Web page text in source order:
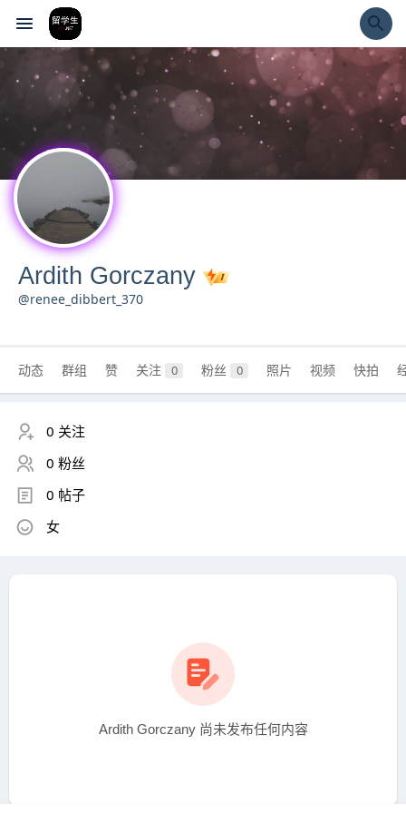
经验市
Ardith Gorczany
@renee_dibbert_370
动态 群组 赞 关注 0 粉丝 0 照片 视频 快拍
0 关注
0 粉丝
0 帖子
女
Ardith Gorczany 尚未发布任何内容